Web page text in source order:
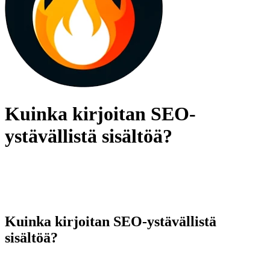
Kuinka kirjoitan SEO-
ystävällistä sisältöä?
Kuinka kirjoitan SEO-ystävällistä
sisältöä?